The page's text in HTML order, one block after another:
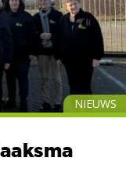
NIEUWS